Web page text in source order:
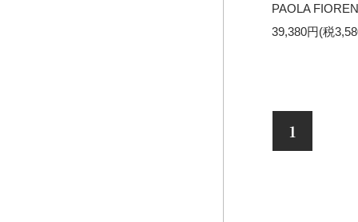
PAOLA
39,380円(税
1